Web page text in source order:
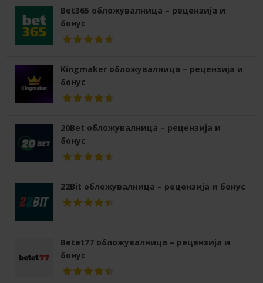
Bet365 обложувалница – рецензија и
бонус
Kingmaker обложувалница – рецензија и
бонус
20Bet обложувалница – рецензија и
бонус
22Bit обложувалница – рецензија и бонус
Betet77 обложувалница – рецензија и
бонус